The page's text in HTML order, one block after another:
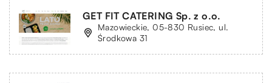
GET FIT CATERING Sp. z o.o.
Mazowieckie, 05-830 Rusiec, ul.
Środkowa 31